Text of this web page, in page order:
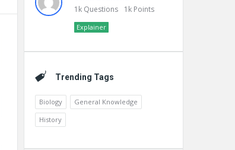
1k Questions 1k Points
Explainer
Trending Tags
Biology
General Knowledge
History